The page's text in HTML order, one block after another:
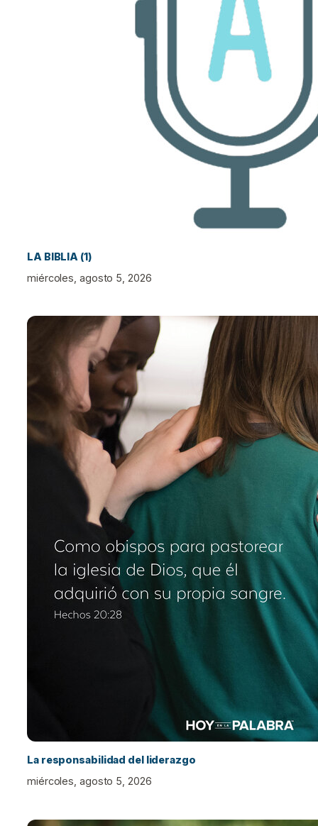
LA BIBLIA (1)
miércoles, agosto 5, 2026
La responsabilidad del liderazgo
miércoles, agosto 5, 2026